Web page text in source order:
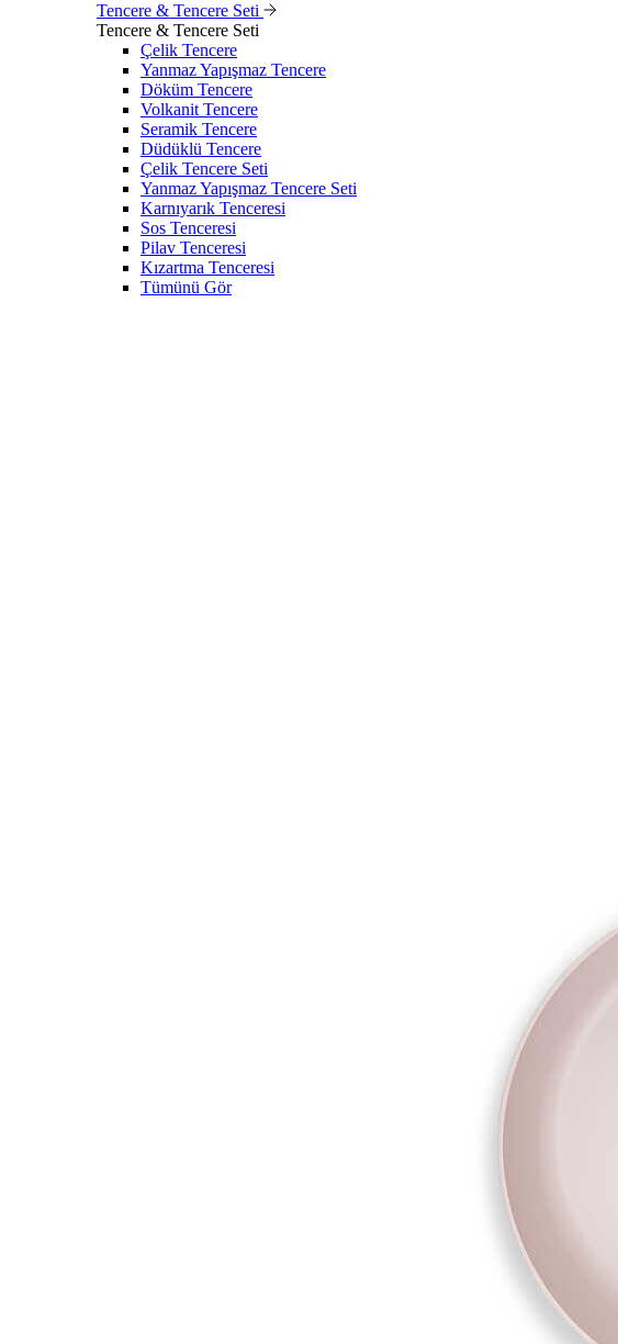
Tencere & Tencere Seti
Tencere & Tencere Seti
Çelik Tencere
Yanmaz Yapışmaz Tencere
Döküm Tencere
Volkanit Tencere
Seramik Tencere
Düdüklü Tencere
Çelik Tencere Seti
Yanmaz Yapışmaz Tencere Seti
Karnıyarık Tenceresi
Sos Tenceresi
Pilav Tenceresi
Kızartma Tenceresi
Tümünü Gör